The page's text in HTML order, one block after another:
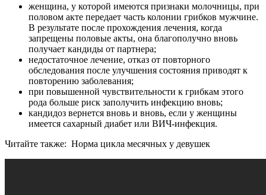
женщина, у которой имеются признаки молочницы, при
половом акте передает часть колонии грибков мужчине.
В результате после прохождения лечения, когда
запрещены половые акты, она благополучно вновь
получает кандиды от партнера;
недостаточное лечение, отказ от повторного
обследования после улучшения состояния приводят к
повторению заболевания;
при повышенной чувствительности к грибкам этого
рода больше риск заполучить инфекцию вновь;
кандидоз вернется вновь и вновь, если у женщины
имеется сахарный диабет или ВИЧ-инфекция.
Читайте также: Норма цикла месячных у девушек